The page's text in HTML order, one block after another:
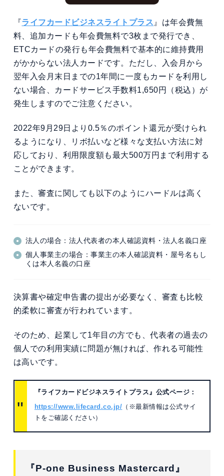
『ライフカードビジネスライトプラス 』は年会費無
料、追加カードも年会費無料で3枚まで発行でき、
ETCカードの発行も年会費無料で基本的に維持費用
がかからない法人カードです。ただし、入会月から
翌年入会月末日までの1年間に一度もカードを利用し
ない場合、カードサービス手数料1,650円（税込）が
発生しますのでご注意ください。
2022年9月29日より0.5％のポイント還元が受けられ
るようになり、リボ払いなど様々な支払い方法に対
応しており、利用限度額も最大500万円まで利用する
ことができます。
また、審査に関しても以下のようにハードルは高く
ないです。
法人の場合：法人代表者の本人確認資料・法人名義口座
個人事業主の場合：事業主の本人確認資料・屋号名もし
くは本人名義の口座
決算書や確定申告書の提出が必要なく、審査も 比較
的柔軟に審査が行われています。
そのため、起業して1年目の方でも、代表者の過去の
個人での利用実績に問題が無ければ、作れる可能性
は高いです。
『ライフカードビジネスライトプラス』公式ページ：
https://www.lifecard.co.jp/ （※最新情報は公式サイ
トをご確認ください）
『P-one Business Mastercard』